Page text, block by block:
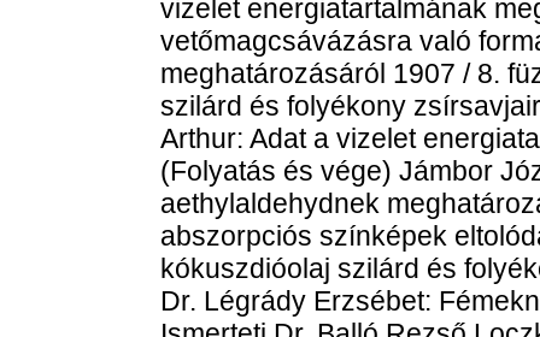
vizelet energiatartalmának
vetőmagcsávázásra való
meghatározásáról 1907 / 8.
szilárd és folyékony
Arthur: Adat a vizelet
(Folyatás és vége) Jámbor
aethylaldehydnek
abszorpciós színképek
kókuszdióolaj szilárd és
Dr. Légrády Erzsébet: